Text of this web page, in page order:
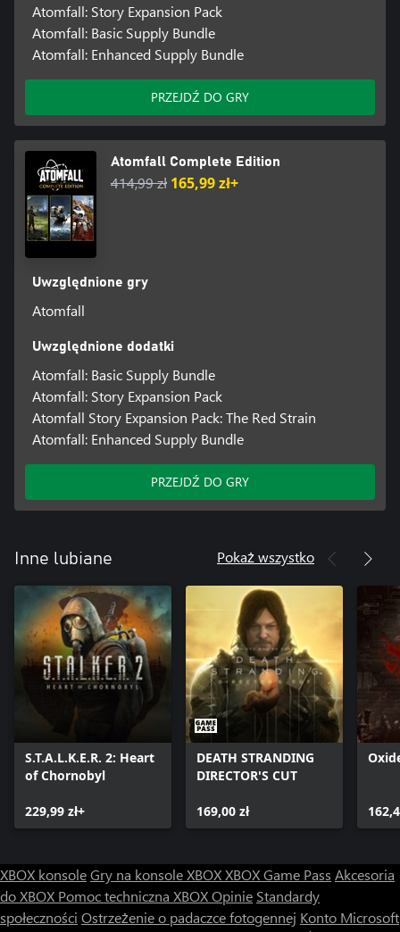
Atomfall: Story Expansion Pack
Atomfall: Basic Supply Bundle
Atomfall: Enhanced Supply Bundle
PRZEJDŹ DO GRY
Atomfall Complete Edition
414,99 zł 165,99 zł+
Uwzględnione gry
Atomfall
Uwzględnione dodatki
Atomfall: Basic Supply Bundle
Atomfall: Story Expansion Pack
Atomfall Story Expansion Pack: The Red Strain
Atomfall: Enhanced Supply Bundle
PRZEJDŹ DO GRY
Inne lubiane Pokaż wszystko
S.T.A.L.K.E.R. 2: Heart
of Chornobyl
229,99 zł+
DEATH STRANDING
DIRECTOR'S CUT
169,00 zł
XBOX konsoleGry na konsole XBOXXBOX Game Pass Akcesoria
do XBOX Pomoc techniczna XBOXOpinie Standardy
społeczności Ostrzeżenie o padaczce fotogennej Konto Microsoft